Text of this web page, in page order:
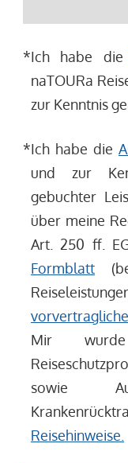
*Ich habe die
naTOURa
zur Kenntnis
*Ich habe die
und zur
gebuchter
über meine
Art. 250 ff.
Formblatt(bei
Mir
sowie
Reisehinweise.